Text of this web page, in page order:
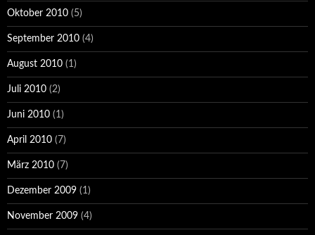
Oktober 2010 (5)
September 2010 (4)
August 2010 (1)
Juli 2010 (2)
Juni 2010 (1)
April 2010 (7)
März 2010 (7)
Dezember 2009 (1)
November 2009 (4)